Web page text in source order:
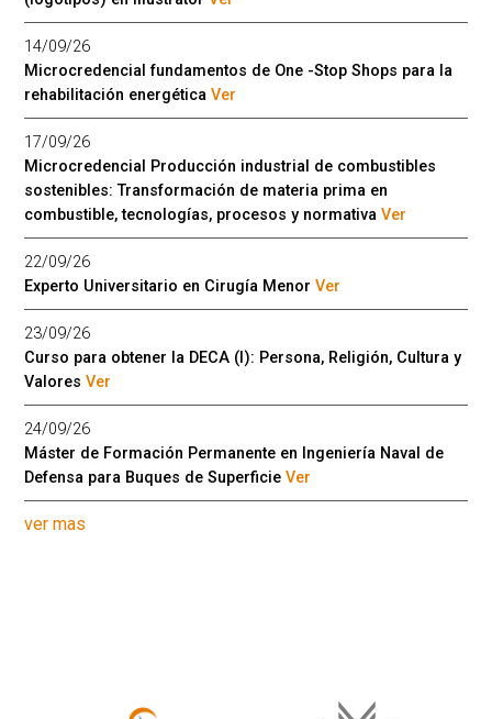
14/09/26
Microcredencial fundamentos de One -Stop Shops para la
rehabilitación energéticaVer
17/09/26
Microcredencial Producción industrial de combustibles
sostenibles: Transformación de materia prima en
combustible, tecnologías, procesos y normativaVer
22/09/26
Experto Universitario en Cirugía MenorVer
23/09/26
Curso para obtener la DECA (I): Persona, Religión, Cultura y
ValoresVer
24/09/26
Máster de Formación Permanente en Ingeniería Naval de
Defensa para Buques de SuperficieVer
ver mas